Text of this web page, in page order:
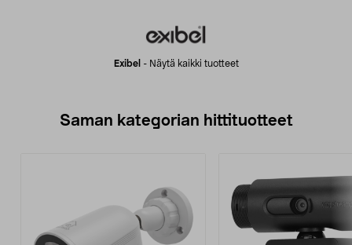
Exibel - Näytä kaikki tuotteet
Saman kategorian hittituotteet